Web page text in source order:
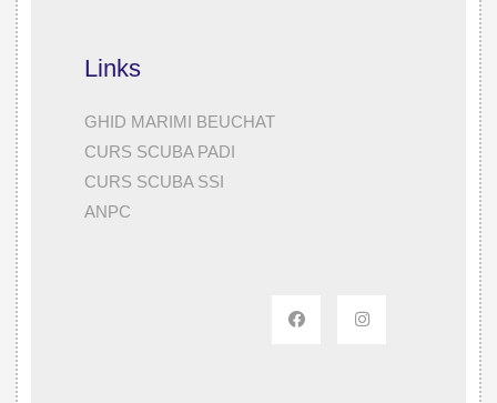
Links
GHID MARIMI BEUCHAT
CURS SCUBA PADI
CURS SCUBA SSI
ANPC